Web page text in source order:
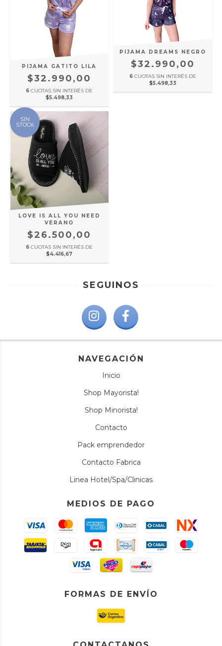
PIJAMA GATITO LILA
$32.990,00
6 CUOTAS SIN INTERÉS DE
$5.498,33
PIJAMA DREAMS NEGRO
$32.990,00
6 CUOTAS SIN INTERÉS DE
$5.498,33
SIN
STOCK
LOVE IS ALL YOU NEED
VERANO
$26.500,00
6 CUOTAS SIN INTERÉS DE
$4.416,67
SEGUINOS
NAVEGACIÓN
Inicio
Shop Mayorista!
Shop Minorista!
Contacto
Pack emprendedor
Contacto Fabrica
Linea Hotel/Spa/Clinicas
MEDIOS DE PAGO
FORMAS DE ENVÍO